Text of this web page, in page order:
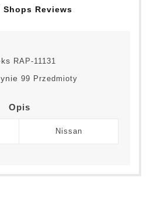
Shops Reviews
RAP-11131
99 Przedmioty
Opis
Nissan